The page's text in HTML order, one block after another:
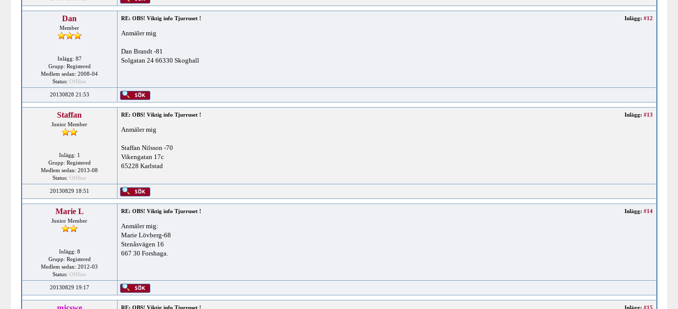
Dan
Member
Inlägg: 87
Grupp: Registered
Medlem sedan: 2008-04
Status: Offline
Inlägg: #12
RE: OBS! Viktig info Tjurruset !
Anmäler mig
Dan Brandt -81
Solgatan 24 66330 Skoghall
20130828 21:53
Staffan
Junior Member
Inlägg: 1
Grupp: Registered
Medlem sedan: 2013-08
Status: Offline
Inlägg: #13
RE: OBS! Viktig info Tjurruset !
Anmäler mig
Staffan Nilsson -70
Vikengatan 17c
65228 Karlstad
20130829 18:51
Marie L
Junior Member
Inlägg: 8
Grupp: Registered
Medlem sedan: 2012-03
Status: Offline
Inlägg: #14
RE: OBS! Viktig info Tjurruset !
Anmäler mig:
Marie Lövberg-68
Stenåsvägen 16
667 30 Forshaga.
20130829 19:17
Inlägg: #15
RE: OBS! Viktig info Tjurruset !